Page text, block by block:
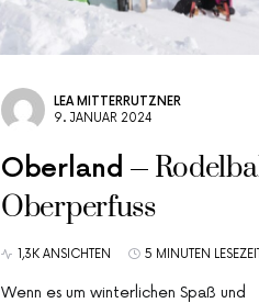
LEA MITTERRUTZNER
9. JANUAR 2024
Oberland
Oberperfuss
1,3K ANSICHTEN 5 MINUTEN
Wenn es um winterlichen Spaß und